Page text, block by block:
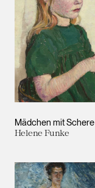
Mädchen mit Schere
Helene Funke